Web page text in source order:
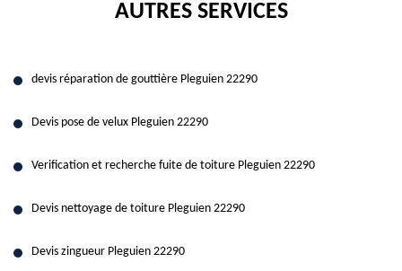
AUTRES SERVICES
devis réparation de gouttière Pleguien 22290
Devis pose de velux Pleguien 22290
Verification et recherche fuite de toiture Pleguien 22290
Devis nettoyage de toiture Pleguien 22290
Devis zingueur Pleguien 22290